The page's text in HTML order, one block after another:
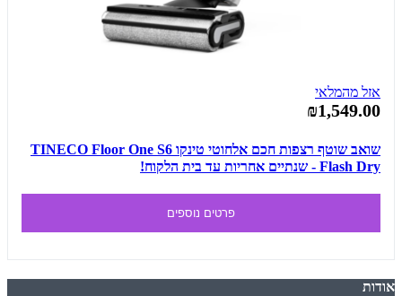
אזל מהמלאי
₪1,549.00
שואב שוטף רצפות חכם אלחוטי טינקו TINECO Floor One S6
Flash Dry - שנתיים אחריות עד בית הלקוח!
פרטים נוספים
אודות